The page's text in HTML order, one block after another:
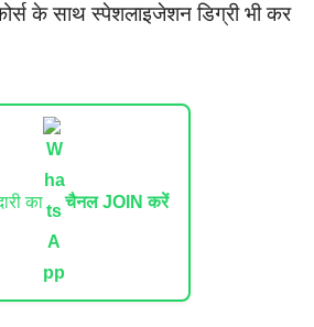
के साथ स्पेशलाइजेशन डिग्री भी कर
का चैनल JOIN करें